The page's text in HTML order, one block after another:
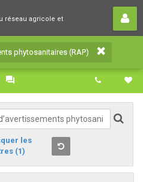
réseau agricole et
(RAP)
du réseau agricole et
phytosanitaires (RAP)
les
(1)